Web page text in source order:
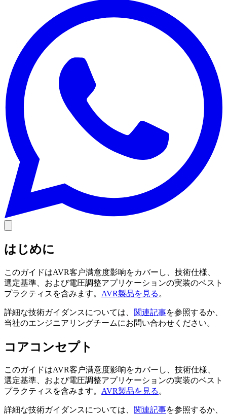
はじめに
このガイドはAVR客户满意度影响をカバーし、技術仕様、
選定基準、および電圧調整アプリケーションの実装のベスト
プラクティスを含みます。 AVR製品を見る 。
詳細な技術ガイダンスについては、 関連記事を参照するか、
当社のエンジニアリングチームにお問い合わせください。
コアコンセプト
このガイドはAVR客户满意度影响をカバーし、技術仕様、
選定基準、および電圧調整アプリケーションの実装のベスト
プラクティスを含みます。 AVR製品を見る。
詳細な技術ガイダンスについては、 関連記事を参照するか、